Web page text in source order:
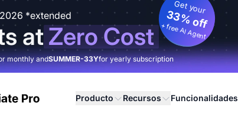
*extended
atZero Cost
Get your
33% off
+ free AI Agent
monthly andSUMMER-33Yfor yearly subscription
Producto Recursos Funcionalidades